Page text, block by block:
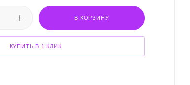
В КОРЗИНУ
КУПИТЬ В 1 КЛИК